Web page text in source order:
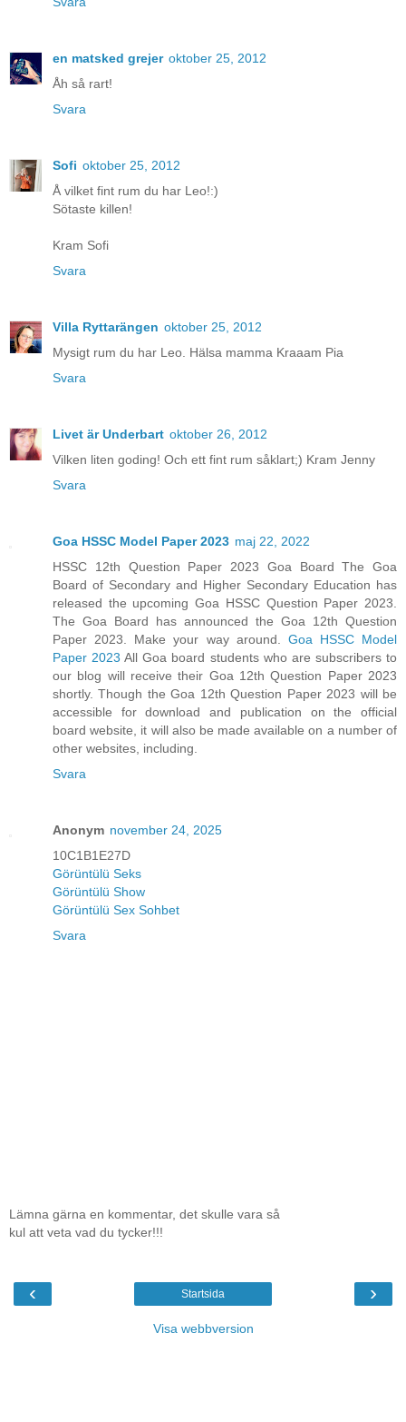
en matsked grejer oktober 25, 2012
Åh så rart!
Svara
Sofi oktober 25, 2012
Å vilket fint rum du har Leo!:)
Sötaste killen!
Kram Sofi
Svara
Villa Ryttarängen oktober 25, 2012
Mysigt rum du har Leo. Hälsa mamma Kraaam Pia
Svara
Livet är Underbart oktober 26, 2012
Vilken liten goding! Och ett fint rum såklart;) Kram Jenny
Svara
Goa HSSC Model Paper 2023 maj 22, 2022
HSSC 12th Question Paper 2023 Goa Board The Goa
Board of Secondary and Higher Secondary Education has
released the upcoming Goa HSSC Question Paper 2023.
The Goa Board has announced the Goa 12th Question
Paper 2023. Make your way around. Goa HSSC Model
Paper 2023 All Goa board students who are subscribers to
our blog will receive their Goa 12th Question Paper 2023
shortly. Though the Goa 12th Question Paper 2023 will be
accessible for download and publication on the official
board website, it will also be made available on a number of
other websites, including.
Svara
Anonym november 24, 2025
10C1B1E27D
Görüntülü Seks
Görüntülü Show
Görüntülü Sex Sohbet
Svara
Lämna gärna en kommentar, det skulle vara så
kul att veta vad du tycker!!!
‹ ›
Startsida
Visa webbversion